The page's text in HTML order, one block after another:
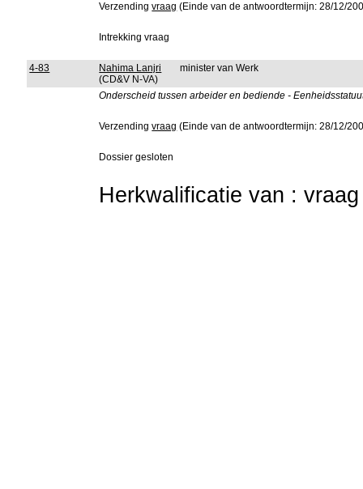
Verzendingvraag (Einde van de antwoordtermijn: 28/12/
Intrekking vraag
4-83
Nahima Lanjri
(CD&V N-VA)
minister van Werk
Onderscheid tussen arbeider en bediende -
Verzendingvraag (Einde van de antwoordtermijn: 28/12/
Dossier gesloten
Herkwalificatie van :